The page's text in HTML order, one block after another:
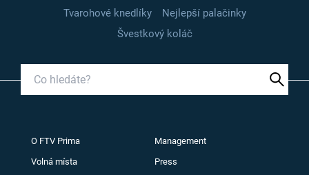
Tvarohové knedlíky
Nejlepší palačinky
Švestkový koláč
O FTV Prima Management
Volná místa Press